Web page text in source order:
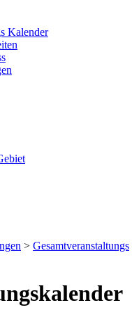
Kalender
> Gesamtveranstaltungs